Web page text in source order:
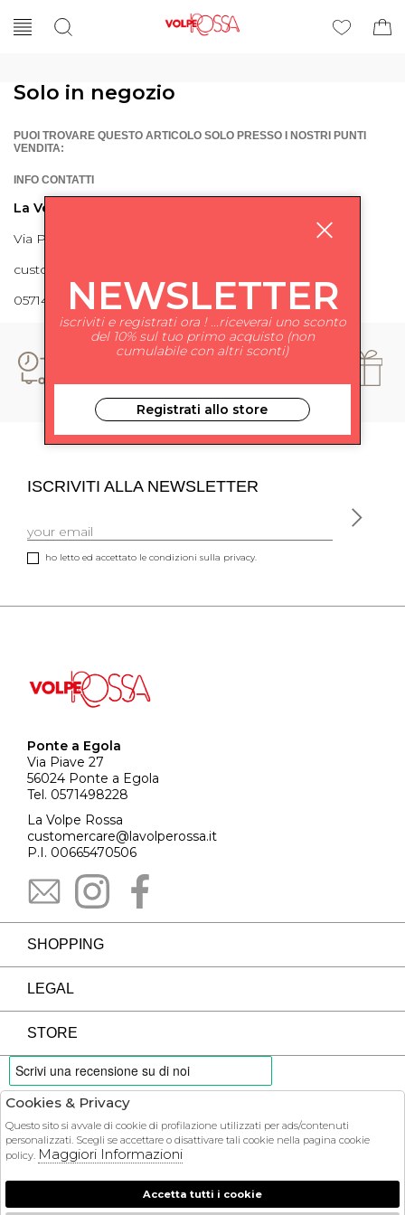
Solo in negozio
PUOI TROVARE QUESTO ARTICOLO SOLO PRESSO I NOSTRI PUNTI
VENDITA:
INFO CONTATTI
La Volpe Rossa
Via Piave 27 56024 Ponte a Egola
customercare@lavolperossa.it
0571498228
ISCRIVITI ALLA NEWSLETTER
ho letto ed accettato le condizioni sulla privacy.
Ponte a Egola
Via Piave 27
56024 Ponte a Egola
Tel. 0571498228
La Volpe Rossa
customercare@lavolperossa.it
P.I. 00665470506
SHOPPING
LEGAL
STORE
PAYMENTS
COURIER
NEWSLETTER
iscriviti e registrati ora ! ...riceverai uno sconto
del 10% sul tuo primo acquisto (non
cumulabile con altri sconti)
Registrati allo store
Cookies & Privacy
Questo sito si avvale di cookie di profilazione utilizzati per ads/contenuti
personalizzati. Scegli se accettare o disattivare tali cookie nella pagina cookie
policy. Maggiori Informazioni
Accetta tutti i cookie